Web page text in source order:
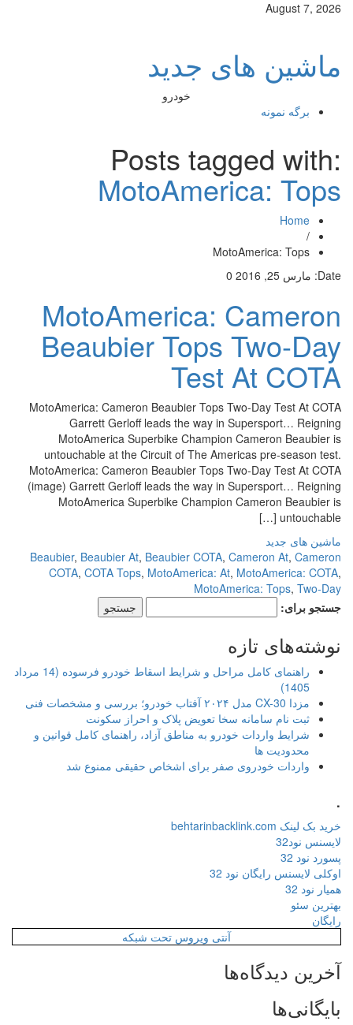
August 7, 2026
ماشین های جدید
خودرو
برگه نمونه
Posts tagged with:
MotoAmerica: Tops
Home
/
MotoAmerica: Tops
Date: مارس 25, 2016 0
MotoAmerica: Cameron
Beaubier Tops Two-Day
Test At COTA
MotoAmerica: Cameron Beaubier Tops Two-Day Test At COTA
Garrett Gerloff leads the way in Supersport… Reigning
MotoAmerica Superbike Champion Cameron Beaubier is
untouchable at the Circuit of The Americas pre-season test.
MotoAmerica: Cameron Beaubier Tops Two-Day Test At COTA
(image) Garrett Gerloff leads the way in Supersport… Reigning
MotoAmerica Superbike Champion Cameron Beaubier is
untouchable […]
ماشین های جدید
Beaubier,Beaubier At,Beaubier COTA,Cameron At,Cameron
COTA,COTA Tops,MotoAmerica: At,MotoAmerica: COTA
MotoAmerica: Tops,Two-Day
جستجو برای:
نوشته‌های تازه
راهنمای کامل مراحل و شرایط اسقاط خودرو فرسوده (14 مرداد
1405)
مزدا CX-30 مدل ۲۰۲۴ آفتاب خودرو؛ بررسی و مشخصات فنی
ثبت نام سامانه سخا تعویض پلاک و احراز سکونت
شرایط واردات خودرو به مناطق آزاد، راهنمای کامل قوانین و
محدودیت ها
واردات خودروی صفر برای اشخاص حقیقی ممنوع شد
خرید بک لینک behtarinbacklink.com
لایسنس نود32
پسورد نود 32
اوکلی لایسنس رایگان نود 32
همیار نود 32
بهترین سئو
رایگان
آنتی ویروس تحت شبکه
آخرین دیدگاه‌ها
بایگانی‌ها